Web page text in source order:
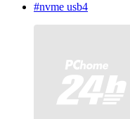
#nvme usb4